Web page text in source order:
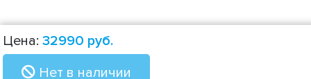
Цена: 32990 руб.
Нет в наличии